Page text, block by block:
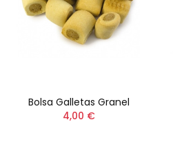
Bolsa Galletas Granel
4,00 €